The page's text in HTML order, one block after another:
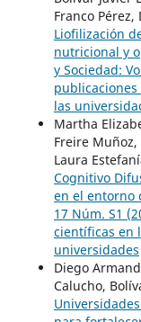
Franco
Liofilización
nutricional y
y Sociedad:
las
Martha
Freire
Laura
Cognitivo
en el entorno
17 Núm. S1
científicas en
universidades
Diego
Calucho,